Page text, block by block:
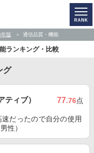
版 通信品質・機能
ランキング・比較
グ
ティブ） 77.76点
だったので自分の使用
性）